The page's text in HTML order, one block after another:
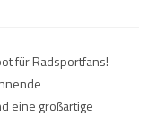
für Radsportfans!
eine großartige